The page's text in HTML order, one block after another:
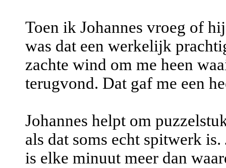
Toen ik Johannes vroeg of
was dat een werkelijk
zachte wind om me heen
terugvond. Dat gaf me een
Johannes helpt om
als dat soms echt spitwerk
is elke minuut meer dan